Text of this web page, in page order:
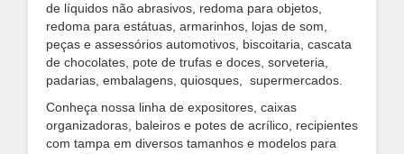
de líquidos não abrasivos, redoma para objetos,
redoma para estátuas, armarinhos, lojas de som,
peças e assessórios automotivos, biscoitaria, cascata
de chocolates, pote de trufas e doces, sorveteria,
padarias, embalagens, quiosques, supermercados.
Conheça nossa linha de expositores, caixas
organizadoras, baleiros e potes de acrílico, recipientes
com tampa em diversos tamanhos e modelos para